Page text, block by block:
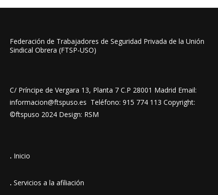
Federación de Trabajadores de Seguridad Privada de la Unión
Sindical Obrera (FTSP-USO)
C/ Príncipe de Vergara 13, Planta 7 C.P 28001 Madrid Email:
informacion@ftspuso.es Teléfono: 915 774 113 Copyright:
©ftspuso 2024 Design: RSM
. Inicio
. Servicios a la afiliación